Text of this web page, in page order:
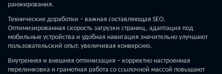
ранжирования.
Технические доработки – важная составляющая SEO.
Оптимизированная скорость загрузки страниц, адаптация под
мобильные устройства и удобная навигация значительно улучшают
пользовательский опыт, увеличивая конверсию.
Внутренняя и внешняя оптимизация – корректно настроенная
перелинковка и грамотная работа со ссылочной массой повышают